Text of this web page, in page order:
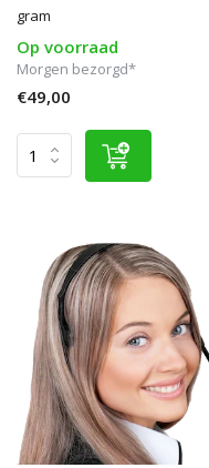
gram
Op voorraad
Morgen bezorgd*
€49,00